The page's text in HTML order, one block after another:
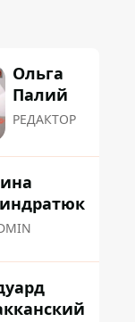
Ольга
Палий
РЕДАКТОР